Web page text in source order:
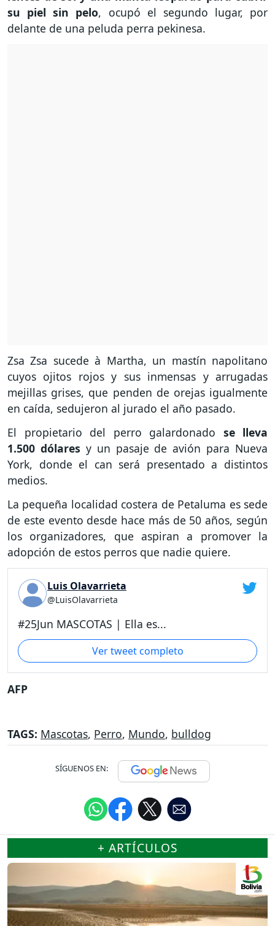
su piel sin pelo, ocupó el segundo lugar, por
delante de una peluda perra pekinesa.
Zsa Zsa sucede à Martha, un mastín napolitano
cuyos ojitos rojos y sus inmensas y arrugadas
mejillas grises, que penden de orejas igualmente
en caída, sedujeron al jurado el año pasado.
El propietario del perro galardonado se lleva
1.500 dólares y un pasaje de avión para Nueva
York, donde el can será presentado a distintos
medios.
La pequeña localidad costera de Petaluma es sede
de este evento desde hace más de 50 años, según
los organizadores, que aspiran a promover la
adopción de estos perros que nadie quiere.
Luis Olavarrieta
@LuisOlavarrieta
#25Jun MASCOTAS | Ella es...
Ver tweet completo
AFP
TAGS: Mascotas, Perro, Mundo, bulldog
SÍGUENOS EN:
+ ARTÍCULOS